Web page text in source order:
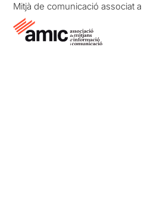
Mitjà de comunicació associat a